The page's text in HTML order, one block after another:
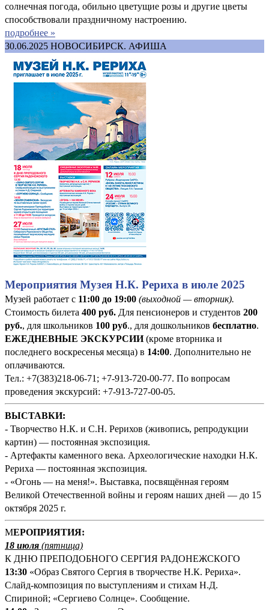
солнечная погода, обильно цветущие розы и другие цветы
способствовали праздничному настроению.
подробнее »
30.06.2025 НОВОСИБИРСК. АФИША
Мероприятия Музея Н.К. Рериха в июле 2025
Музей работает с 11:00 до 19:00 (выходной — вторник).
Стоимость билета 400 руб. Для пенсионеров и студентов 200
руб., для школьников 100 руб., для дошкольников бесплатно.
ЕЖЕДНЕВНЫЕ ЭКСКУРСИИ(кроме вторника и
последнего воскресенья месяца) в 14:00. Дополнительно не
оплачиваются.
Тел.: +7(383)218-06-71; +7-913-720-00-77. По вопросам
проведения экскурсий: +7-913-727-00-05.
ВЫСТАВКИ:
- Творчество Н.К. и С.Н. Рерихов (живопись, репродукции
картин) — постоянная экспозиция.
- Артефакты каменного века. Археологические находки Н.К.
Рериха — постоянная экспозиция.
- «Огонь — на меня!». Выставка, посвящённая героям
Великой Отечественной войны и героям наших дней — до 15
октября 2025 г.
МЕРОПРИЯТИЯ:
18 июля (пятница)
К ДНЮ ПРЕПОДОБНОГО СЕРГИЯ РАДОНЕЖСКОГО
13:30 «Образ Святого Сергия в творчестве Н.К. Рериха».
Слайд-композиция по выступлениям и стихам Н.Д.
Спириной; «Сергиево Солнце». Сообщение.